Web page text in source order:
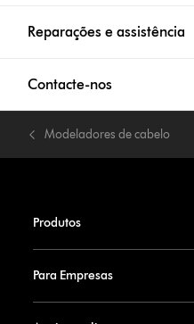
Reparações e assistência
Contacte-nos
Modeladores de cabelo
Produtos
Para Empresas